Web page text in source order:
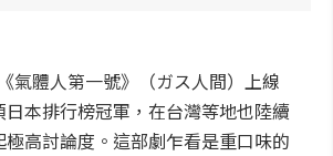
氣體人第一號》（ガス人間）上線
本排行榜冠軍，在台灣等地也陸續
高討論度。這部劇乍看是重口味的